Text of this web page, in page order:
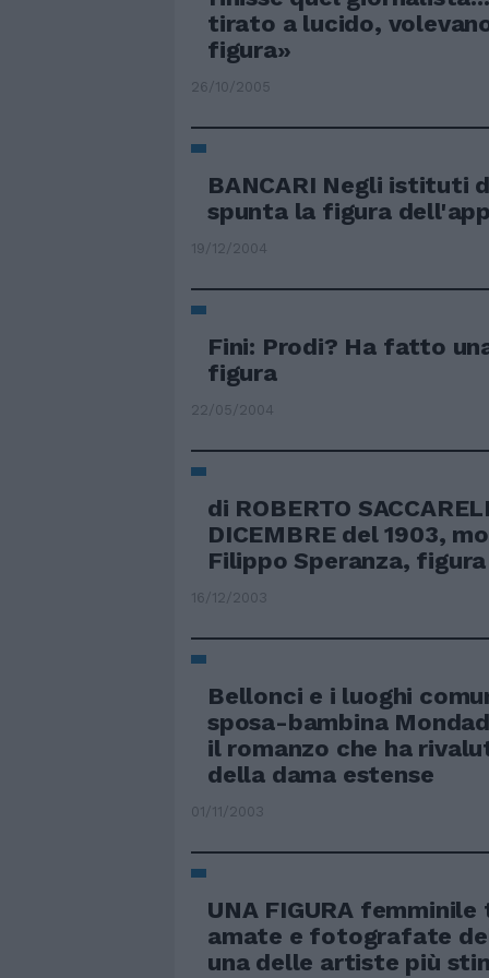
tirato a lucido,
figura»
26/10/2005
BANCARI Negli istituti
spunta la figura
19/12/2004
Fini: Prodi? Ha fatto
figura
22/05/2004
di ROBERTO
DICEMBRE del 1903,
Filippo Speranza,
16/12/2003
Bellonci e i luoghi
sposa-bambina
il romanzo che ha
della dama estense
01/11/2003
UNA FIGURA
amate e fotografate
una delle artiste più